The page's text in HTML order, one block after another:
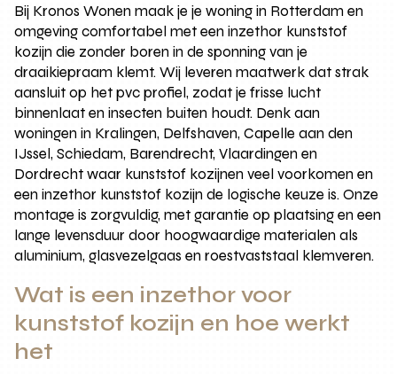
Bij Kronos Wonen maak je je woning in Rotterdam en
omgeving comfortabel met een inzethor kunststof
kozijn die zonder boren in de sponning van je
draaikiepraam klemt. Wij leveren maatwerk dat strak
aansluit op het pvc profiel, zodat je frisse lucht
binnenlaat en insecten buiten houdt. Denk aan
woningen in Kralingen, Delfshaven, Capelle aan den
IJssel, Schiedam, Barendrecht, Vlaardingen en
Dordrecht waar kunststof kozijnen veel voorkomen en
een inzethor kunststof kozijn de logische keuze is. Onze
montage is zorgvuldig, met garantie op plaatsing en een
lange levensduur door hoogwaardige materialen als
aluminium, glasvezelgaas en roestvaststaal klemveren.
Wat is een inzethor voor
kunststof kozijn en hoe werkt
het